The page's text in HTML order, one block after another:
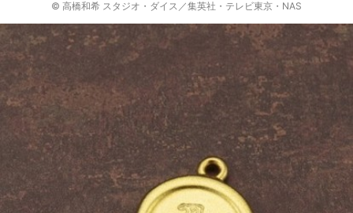
© 高橋和希 スタジオ・ダイス／集英社・テレビ東京・NAS